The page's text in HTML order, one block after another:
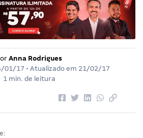
Anna Rodrigues
01/17 • Atualizado em 21/02/17
1 min. de leitura